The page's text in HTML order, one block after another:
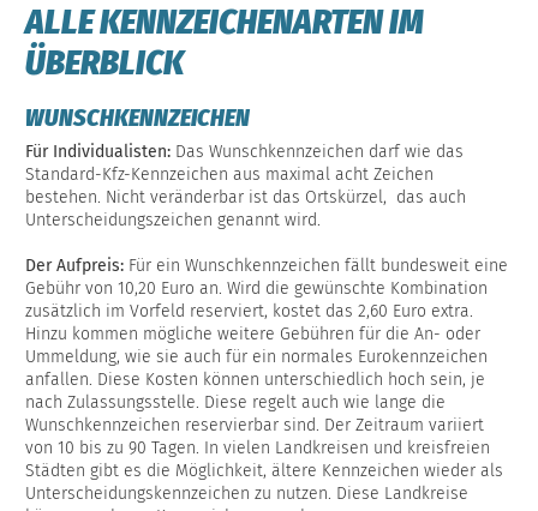
ALLE KENNZEICHENARTEN IM
ÜBERBLICK
WUNSCHKENNZEICHEN
Für Individualisten: Das Wunschkennzeichen darf wie das
Standard-Kfz-Kennzeichen aus maximal acht Zeichen
bestehen. Nicht veränderbar ist das Ortskürzel, das auch
Unterscheidungszeichen genannt wird.
Der Aufpreis: Für ein Wunschkennzeichen fällt bundesweit eine
Gebühr von 10,20 Euro an. Wird die gewünschte Kombination
zusätzlich im Vorfeld reserviert, kostet das 2,60 Euro extra.
Hinzu kommen mögliche weitere Gebühren für die An- oder
Ummeldung, wie sie auch für ein normales Eurokennzeichen
anfallen. Diese Kosten können unterschiedlich hoch sein, je
nach Zulassungsstelle. Diese regelt auch wie lange die
Wunschkennzeichen reservierbar sind. Der Zeitraum variiert
von 10 bis zu 90 Tagen. In vielen Landkreisen und kreisfreien
Städten gibt es die Möglichkeit, ältere Kennzeichen wieder als
Unterscheidungskennzeichen zu nutzen. Diese Landkreise